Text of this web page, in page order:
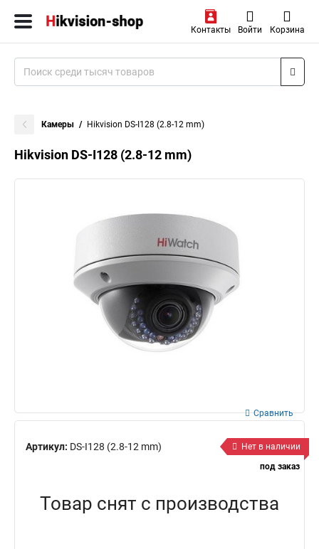
Контакты Войти Корзина
Камеры Hikvision DS-I128 (2.8-12 mm)
Hikvision DS-I128 (2.8-12 mm)
Артикул: DS-I128 (2.8-12 mm)
Сравнить
Нет в наличии
под заказ
Товар снят с производства